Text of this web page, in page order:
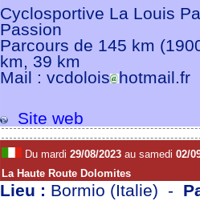
Cyclosportive La Louis
Passion
Parcours de 145 km
km, 39 km
Mail : vcdolois hotmail.fr
Site web
Du mardi 29/08/2023au samedi 02/
La Haute Route Dolomites
Lieu : Bormio (Italie) -